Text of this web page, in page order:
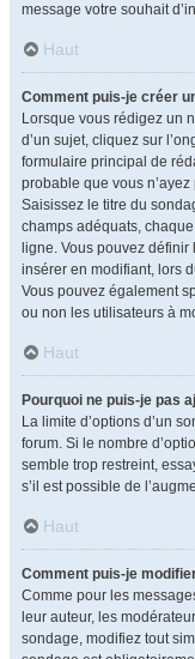
message votre souhait
Haut
Comment puis-je créer
Lorsque vous rédigez un
d’un sujet, cliquez sur
formulaire principal de
probable que vous
Saisissez le titre du
champs adéquats,
ligne. Vous pouvez
insérer en modifiant, lors
Vous pouvez également
ou non les utilisateurs à
Haut
Pourquoi ne puis-je pas
La limite d’options d’un
forum. Si le nombre
semble trop restreint,
s’il est possible de
Haut
Comment puis-je
Comme pour les
leur auteur, les
sondage, modifiez tout